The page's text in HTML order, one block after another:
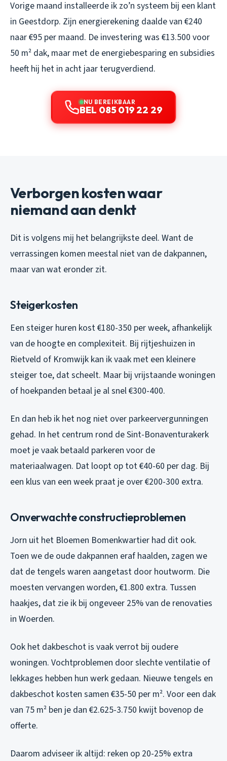
Vorige maand installeerde ik zo’n systeem bij een klant
in Geestdorp. Zijn energierekening daalde van €240
naar €95 per maand. De investering was €13.500 voor
50 m² dak, maar met de energiebesparing en subsidies
heeft hij het in acht jaar terugverdiend.
NU BEREIKBAAR
BEL 085 019 22 29
Verborgen kosten waar
niemand aan denkt
Dit is volgens mij het belangrijkste deel. Want de
verrassingen komen meestal niet van de dakpannen,
maar van wat eronder zit.
Steigerkosten
Een steiger huren kost €180-350 per week, afhankelijk
van de hoogte en complexiteit. Bij rijtjeshuizen in
Rietveld of Kromwijk kan ik vaak met een kleinere
steiger toe, dat scheelt. Maar bij vrijstaande woningen
of hoekpanden betaal je al snel €300-400.
En dan heb ik het nog niet over parkeervergunningen
gehad. In het centrum rond de Sint-Bonaventurakerk
moet je vaak betaald parkeren voor de
materiaalwagen. Dat loopt op tot €40-60 per dag. Bij
een klus van een week praat je over €200-300 extra.
Onverwachte constructieproblemen
Jorn uit het Bloemen Bomenkwartier had dit ook.
Toen we de oude dakpannen eraf haalden, zagen we
dat de tengels waren aangetast door houtworm. Die
moesten vervangen worden, €1.800 extra. Tussen
haakjes, dat zie ik bij ongeveer 25% van de renovaties
in Woerden.
Ook het dakbeschot is vaak verrot bij oudere
woningen. Vochtproblemen door slechte ventilatie of
lekkages hebben hun werk gedaan. Nieuwe tengels en
dakbeschot kosten samen €35-50 per m². Voor een dak
van 75 m² ben je dan €2.625-3.750 kwijt bovenop de
offerte.
Daarom adviseer ik altijd: reken op 20-25% extra